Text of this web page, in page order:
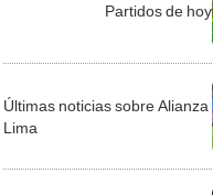
Partidos de hoy
Últimas noticias sobre Alianza
Lima